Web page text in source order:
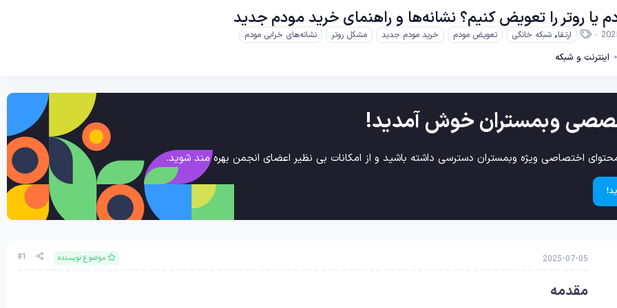
یا روتر را تعویض کنیم؟ نشانه‌ها و راهنمای خرید مودم جدید
چ
ه
ارتقاء شبکه خانگی تعویض مودم خرید مودم جدید مشکل روتر نشانه‌های خرابی مودم
اینترنت و شبکه
وبمستران خوش آمدید!
اختصاصی ویژه وبمستران دسترسی داشته باشید و از امکانات بی نظیر اعضای انجمن بهره مند شوید.
2025-07-05 موضوع نویسنده #1
مقدمه